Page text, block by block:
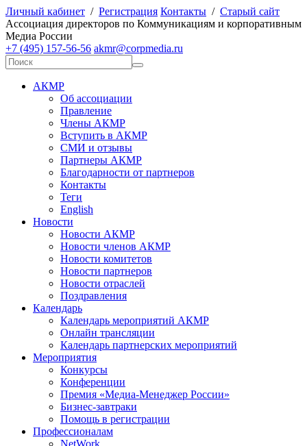
Личный кабинет / Регистрация Контакты / Старый сайт
Ассоциация директоров по Коммуникациям и корпоративным
Медиа России
+7 (495) 157-56-56 akmr@corpmedia.ru
АКМР
Об ассоциации
Правление
Члены АКМР
Вступить в АКМР
СМИ и отзывы
Партнеры АКМР
Благодарности от партнеров
Контакты
Теги
English
Новости
Новости АКМР
Новости членов АКМР
Новости комитетов
Новости партнеров
Новости отраслей
Поздравления
Календарь
Календарь мероприятий АКМР
Онлайн трансляции
Календарь партнерских мероприятий
Мероприятия
Конкурсы
Конференции
Премия «Медиа-Менеджер России»
Бизнес-завтраки
Помощь в регистрации
Профессионалам
NetWork